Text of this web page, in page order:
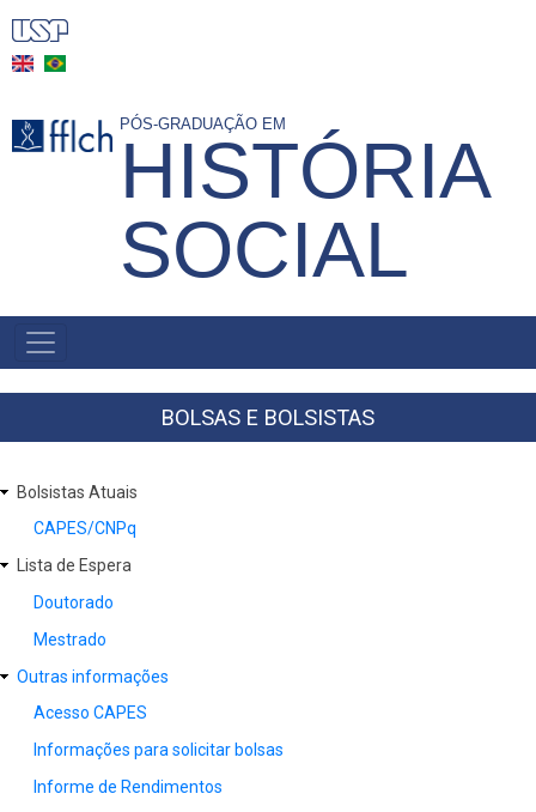
Pular
conteúdo
principal
PÓS-GRADUAÇÃO EM
HISTÓRIA
SOCIAL
MAIN
NAVIGATION
-
BOLSAS E BOLSISTAS
Bolsistas Atuais
CAPES/CNPq
Lista de Espera
Doutorado
Mestrado
Outras informações
Acesso CAPES
Informações para solicitar bolsas
Informe de Rendimentos